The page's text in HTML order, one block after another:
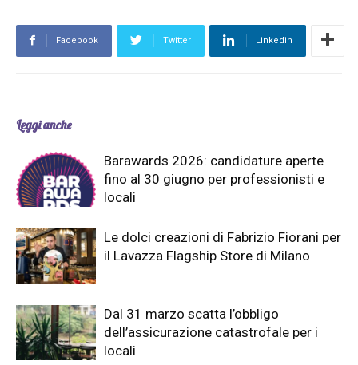
Facebook Twitter Linkedin
Leggi anche
Barawards 2026: candidature aperte
fino al 30 giugno per professionisti e
locali
Le dolci creazioni di Fabrizio Fiorani per
il Lavazza Flagship Store di Milano
Dal 31 marzo scatta l’obbligo
dell’assicurazione catastrofale per i
locali